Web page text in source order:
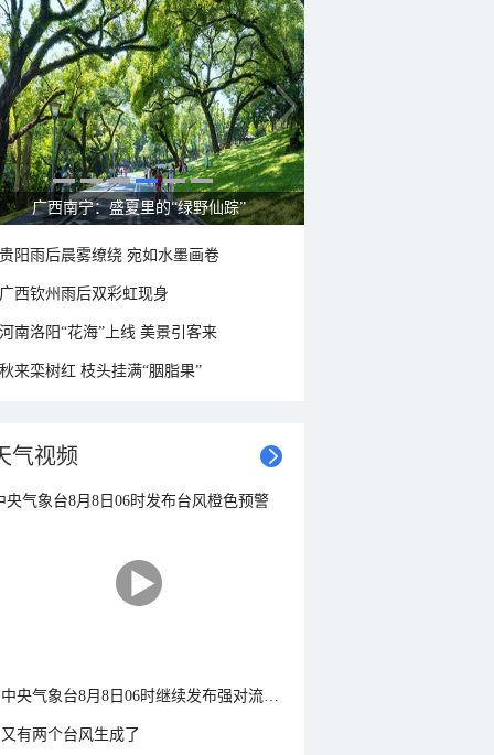
广西南宁：盛夏里的“绿野仙踪”
贵阳雨后晨雾缭绕 宛如水墨画卷
广西钦州雨后双彩虹现身
河南洛阳“花海”上线 美景引客来
秋来栾树红 枝头挂满“胭脂果”
气视频
中央气象台8月8日06时继续发布强对流天气蓝色预警
又有两个台风生成了